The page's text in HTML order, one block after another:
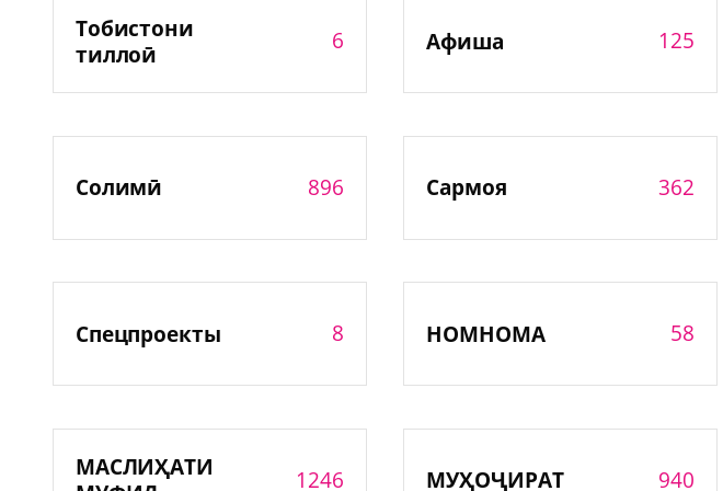
Тобистони
тиллоӣ
6 Афиша 125
Солимӣ 896 Сармоя 362
Спецпроекты 8 НОМНОМА 58
МАСЛИҲАТИ
1246 МУҲОҶИРАТ 940